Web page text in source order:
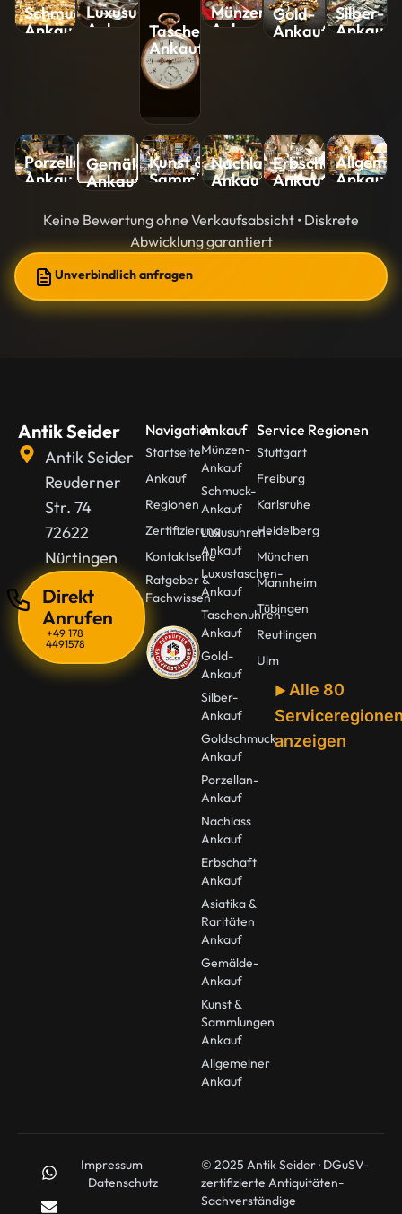
Schmuck-
Ankauf
Luxusuhren-
Ankauf
Taschenuhren-
Ankauf
Münzen-
Ankauf
Gold-
Ankauf
Silber-
Ankauf
Porzellan-
Ankauf
Gemälde-
Ankauf
Kunst &
Sammlungen-
Nachlass-
Ankauf
Erbschaft-
Ankauf Ankauf
Keine Bewertung ohne Verkaufsabsicht • Diskrete
Abwicklung garantiert
Unverbindlich anfragen
Antik Seider
Antik Seider
Reuderner
Str. 74
72622
Nürtingen
Direkt
Anrufen
+49 178
4491578
Navigation
Startseite
Ankauf
Regionen
Zertifizierung
Kontaktseite
Ratgeber &
Fachwissen
Ankauf
Münzen-
Ankauf
Schmuck-
Ankauf
Luxusuhren-
Ankauf
Luxustaschen-
Ankauf
Taschenuhren-
Ankauf
Gold-
Ankauf
Silber-
Ankauf
Goldschmuck
Ankauf
Porzellan-
Ankauf
Nachlass
Ankauf
Erbschaft
Ankauf
Asiatika &
Raritäten
Ankauf
Gemälde-
Ankauf
Kunst &
Sammlungen
Ankauf
Allgemeiner
Ankauf
Service Regionen
Stuttgart
Freiburg
Karlsruhe
Heidelberg
München
Mannheim
Tübingen
Reutlingen
Ulm
Alle 80
anzeigen
Impressum
Datenschutz
© 2025 Antik Seider · DGuSV-
zertifizierte Antiquitäten-
Sachverständige